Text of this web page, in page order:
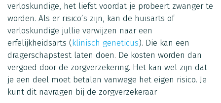
verloskundige, het liefst voordat je probeert zwanger te
worden. Als er risico’s zijn, kan de huisarts of
verloskundige jullie verwijzen naar een
erfelijkheidsarts (klinisch geneticus). Die kan een
dragerschapstest laten doen. De kosten worden dan
vergoed door de zorgverzekering. Het kan wel zijn dat
je een deel moet betalen vanwege het eigen risico. Je
kunt dit navragen bij de zorgverzekeraar